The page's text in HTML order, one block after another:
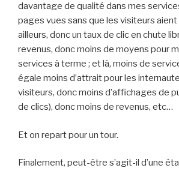
davantage de qualité dans mes
pages vues sans que les visiteurs aient
ailleurs, donc un taux de clic en chute
revenus, donc moins de moyens pour
services à terme ; et là, moins de
égale moins d’attrait pour les
visiteurs, donc moins d’affichages de
de clics), donc moins de revenus, etc…
Et on repart pour un tour.
Finalement, peut-être s’agit-il d’une